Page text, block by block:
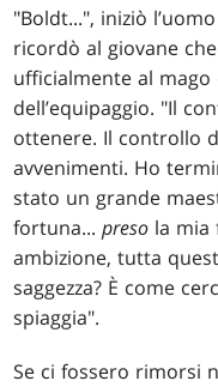
"Boldt...", iniziò
ricordò al giovane
ufficialmente al
dell’equipaggio. "Il
ottenere. Il controllo
avvenimenti. Ho
stato un grande
fortuna...preso la mia
ambizione, tutta
saggezza? È come
spiaggia".
Se ci fossero rimorsi